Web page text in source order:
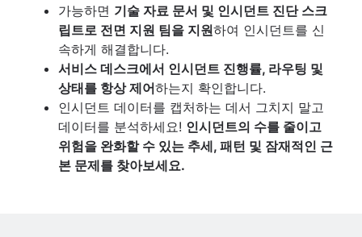
가능하면 기술 자료 문서 및 인시던트 진단 스크
립트로 전면 지원 팀을 지원하여 인시던트를 신
속하게 해결합니다.
서비스 데스크에서 인시던트 진행률, 라우팅 및
상태를 항상 제어하는지 확인합니다.
인시던트 데이터를 캡처하는 데서 그치지 말고
데이터를 분석하세요! 인시던트의 수를 줄이고
위험을 완화할 수 있는 추세, 패턴 및 잠재적인 근
본 문제를 찾아보세요.